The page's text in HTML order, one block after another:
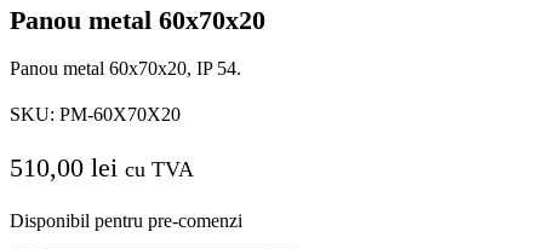
Panou metal 60x70x20
Panou metal 60x70x20, IP 54.
SKU: PM-60X70X20
510,00 lei cu TVA
Disponibil pentru pre-comenzi